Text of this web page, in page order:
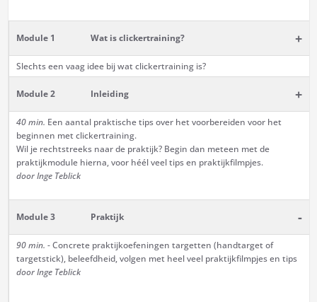
Module 1 Wat is clickertraining? +
Slechts een vaag idee bij wat clickertraining is?
Module 2 Inleiding +
40 min. Een aantal praktische tips over het voorbereiden voor het
beginnen met clickertraining.
Wil je rechtstreeks naar de praktijk? Begin dan meteen met de
praktijkmodule hierna, voor héél veel tips en praktijkfilmpjes.
door Inge Teblick
Module 3 Praktijk -
90 min. - Concrete praktijkoefeningen targetten (handtarget of
targetstick), beleefdheid, volgen met heel veel praktijkfilmpjes en tips
door Inge Teblick